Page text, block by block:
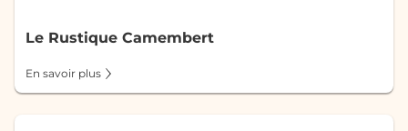
Le Rustique Camembert
En savoir plus